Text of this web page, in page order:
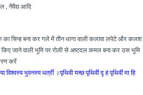
, नैवैद्य आदि
चिन्ह बना कर गले में तीन धागा वाली कलावा लपेटे और कलश
जाने वाली भूमि पर रोली से अष्टदल कमल बना कर उस भूमि
करें
विश्‍वस्य भुवनस्य धर्त्री ।पृथिवी यच्छ पृथिवीं दृ हं पृथिवीं मा हि